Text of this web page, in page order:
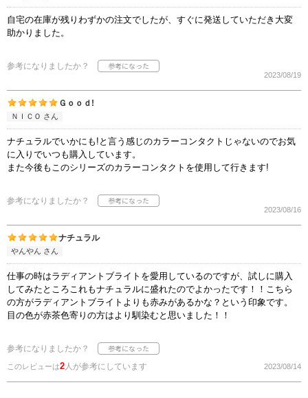
自宅の在庫が残りわずかの注文でしたが、すぐに発送していただき大変
助かりました。
参考になりましたか？
2023/08/19
Ｇｏｏｄ!
ＮＩＣＯ さん
ナチュラルでいかにも!と言う感じのカラーコンタクトじゃないのでお気
に入りでいつも購入しています。
また今後もこのシリーズのカラーコンタクトを使用して行きます!
参考になりましたか？
2023/08/16
ナチュラル
やんやん さん
仕事の時はラディアントブライトを愛用しているのですが、試しに購入
してみたところこれもナチュラルに盛れたのでよかったです！！こちら
の方がラディアントブライトよりも赤みがあるかな？という印象です。
目の色が赤茶色寄りの方はより馴染むと思いました！！
参考になりましたか？
このレビューは2人が参考にしています 2023/08/14